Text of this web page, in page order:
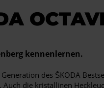
kennenlernen.
des ŠKODA
die kristallinen